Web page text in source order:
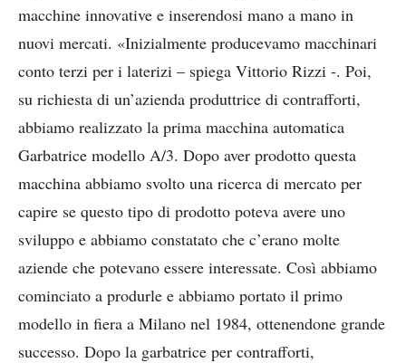
macchine innovative e inserendosi mano a mano in
nuovi mercati. «Inizialmente producevamo macchinari
conto terzi per i laterizi – spiega Vittorio Rizzi -. Poi,
su richiesta di un’azienda produttrice di contrafforti,
abbiamo realizzato la prima macchina automatica
Garbatrice modello A/3. Dopo aver prodotto questa
macchina abbiamo svolto una ricerca di mercato per
capire se questo tipo di prodotto poteva avere uno
sviluppo e abbiamo constatato che c’erano molte
aziende che potevano essere interessate. Così abbiamo
cominciato a produrle e abbiamo portato il primo
modello in fiera a Milano nel 1984, ottenendone grande
successo. Dopo la garbatrice per contrafforti,